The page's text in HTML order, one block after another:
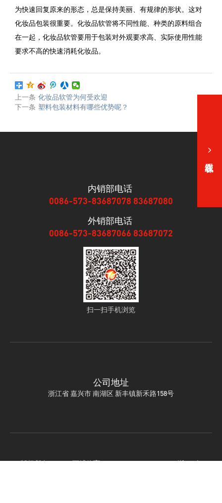
为快速回复原来的形态，总是保持美丽、有规律的形状。这对
化妆品包装很重要。化妆品软管将不同性能、种类的原料组合
在一起，化妆品软管要用于包装对外观要求高、实际使用性能
要求不高的快速消耗化妆品。
上一条 化妆品软管为何受欢迎
下一条 塑料包装材料有哪些优势呢？
内销部电话
0086-573-83687078 83687080
外销部电话
0086-573-83687066 83687072
扫一扫手机浏览
公司地址
浙江省 嘉兴市 南湖区 新丰镇新禾路158号
版权所有 © 2021 万搏体育 ALL RIGHTS RESERVED.浙ICP备